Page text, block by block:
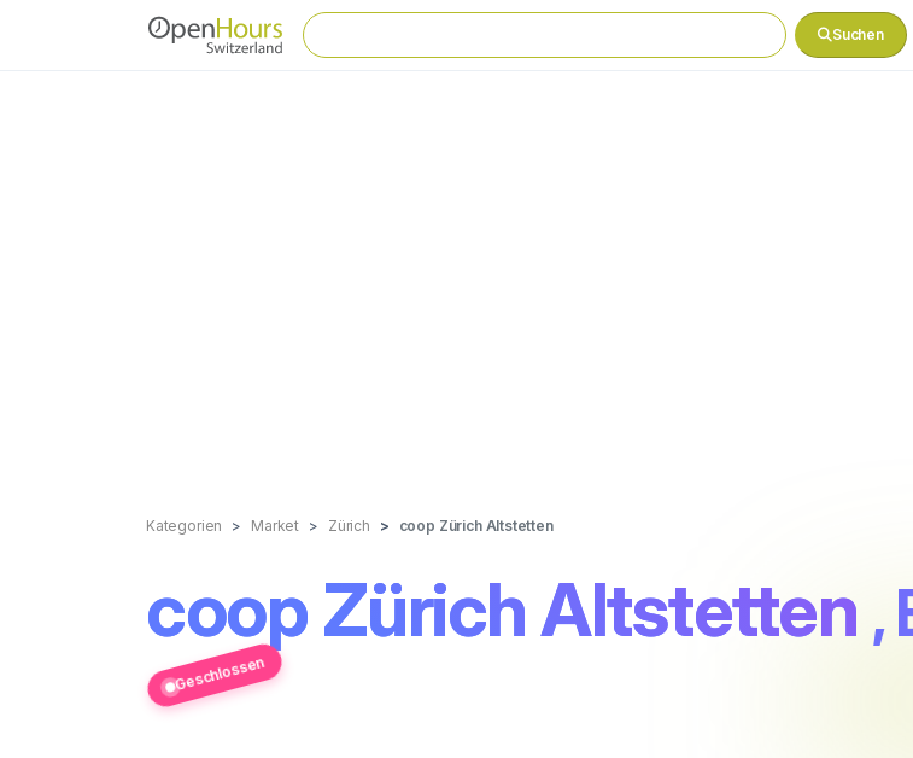
Suchen
Kategorien Market Zürich coop Zürich Altstetten
coop Zürich Altstetten ,
Geschlossen